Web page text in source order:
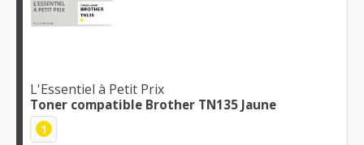
L'Essentiel à Petit Prix
Toner compatible Brother TN135 Jaune
1